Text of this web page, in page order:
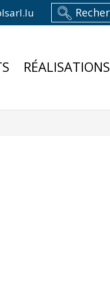
RÉALISATIONS